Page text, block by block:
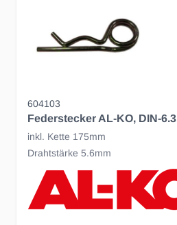
604103
Federstecker AL-KO, DIN-6.3
inkl. Kette 175mm
Drahtstärke 5.6mm